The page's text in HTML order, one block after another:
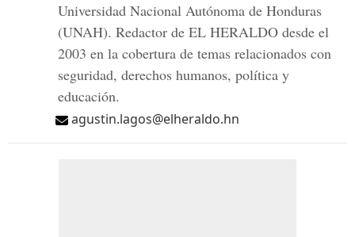
Universidad Nacional Autónoma de Honduras
(UNAH). Redactor de EL HERALDO desde el
2003 en la cobertura de temas relacionados con
seguridad, derechos humanos, política y
educación.
agustin.lagos@elheraldo.hn